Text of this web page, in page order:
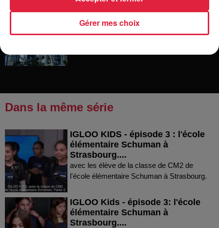
Europa-Park : des précisons sur
l’après Euro-Mir
Dans la même série
IGLOO KIDS - épisode 3 : l'école
élémentaire Schuman à
Strasbourg....
avec les élève de la classe de CM2 de
l'école élémentaire Schuman à Strasbourg.
IGLOO Kids - épisode 3: l'école
élémentaire Schuman à
Strasbourg....
Gérer mes choix